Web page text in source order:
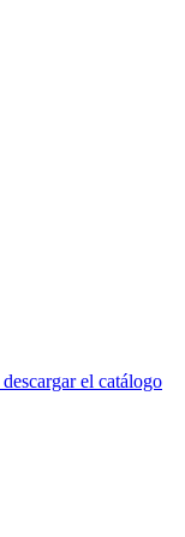
descargar el catálogo